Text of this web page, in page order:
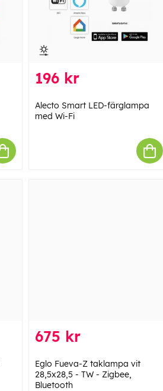
196 kr
Alecto Smart LED-färglampa
med Wi-Fi
675 kr
Eglo Fueva-Z taklampa vit
28,5x28,5 - TW - Zigbee,
Bluetooth